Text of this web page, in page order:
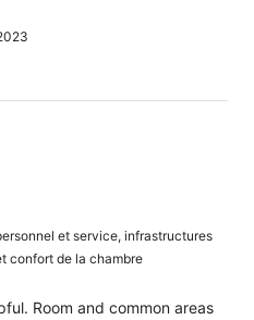
et service, infrastructures
confort de la chambre
Room and common areas